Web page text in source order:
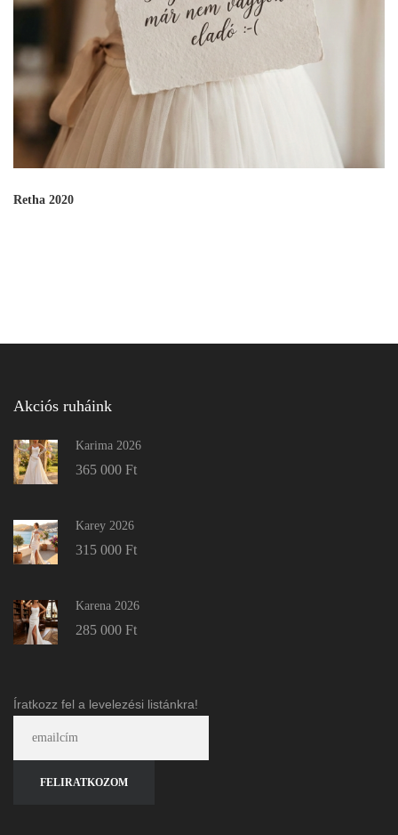
Retha 2020
Akciós ruháink
Karima 2026
365 000 Ft
Karey 2026
315 000 Ft
Karena 2026
285 000 Ft
Íratkozz fel a levelezési listánkra!